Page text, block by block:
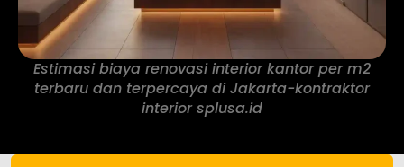
Estimasi biaya renovasi interior kantor per m2
terbaru dan terpercaya di Jakarta-kontraktor
interior splusa.id